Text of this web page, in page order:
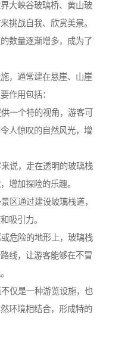
大峡谷玻璃桥、黄山玻
挑战自我、欣赏美景。
数量逐渐增多，成为了
，通常建在悬崖、山崖
作用包括：
一个特的视角，游客可
人惊叹的自然风光，增
说，走在透明的玻璃栈
增加探险的乐趣。
区通过建设玻璃栈道，
吸引力。
危险的地形上，玻璃栈
线，让游客能够在不冒
仅是一种游览设施，也
环境相结合，形成特的